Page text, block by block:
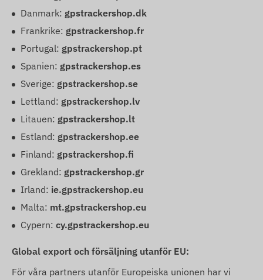
Danmark: gpstrackershop.dk
Frankrike: gpstrackershop.fr
Portugal: gpstrackershop.pt
Spanien: gpstrackershop.es
Sverige: gpstrackershop.se
Lettland: gpstrackershop.lv
Litauen: gpstrackershop.lt
Estland: gpstrackershop.ee
Finland: gpstrackershop.fi
Grekland: gpstrackershop.gr
Irland: ie.gpstrackershop.eu
Malta: mt.gpstrackershop.eu
Cypern: cy.gpstrackershop.eu
Global export och försäljning utanför EU:
För våra partners utanför Europeiska unionen har vi